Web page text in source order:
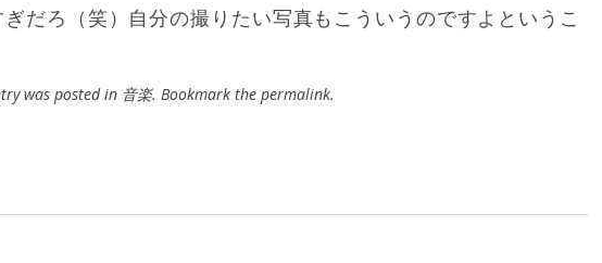
だろ（笑）自分の撮りたい写真もこういうのですよというこ
was posted in 音楽. Bookmark the permalink.